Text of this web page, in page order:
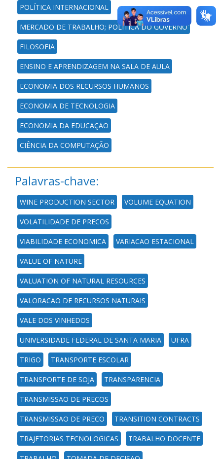
POLÍTICA INTERNACIONAL
MERCADO DE TRABALHO; POLÍTICA DO GOVERNO
FILOSOFIA
ENSINO E APRENDIZAGEM NA SALA DE AULA
ECONOMIA DOS RECURSOS HUMANOS
ECONOMIA DE TECNOLOGIA
ECONOMIA DA EDUCAÇÃO
CIÊNCIA DA COMPUTAÇÃO
Palavras-chave:
WINE PRODUCTION SECTOR VOLUME EQUATION
VOLATILIDADE DE PRECOS
VIABILIDADE ECONOMICA VARIACAO ESTACIONAL
VALUE OF NATURE
VALUATION OF NATURAL RESOURCES
VALORACAO DE RECURSOS NATURAIS
VALE DOS VINHEDOS
UNIVERSIDADE FEDERAL DE SANTA MARIA UFRA
TRIGO TRANSPORTE ESCOLAR
TRANSPORTE DE SOJA TRANSPARENCIA
TRANSMISSAO DE PRECOS
TRANSMISSAO DE PRECO TRANSITION CONTRACTS
TRAJETORIAS TECNOLOGICAS TRABALHO DOCENTE